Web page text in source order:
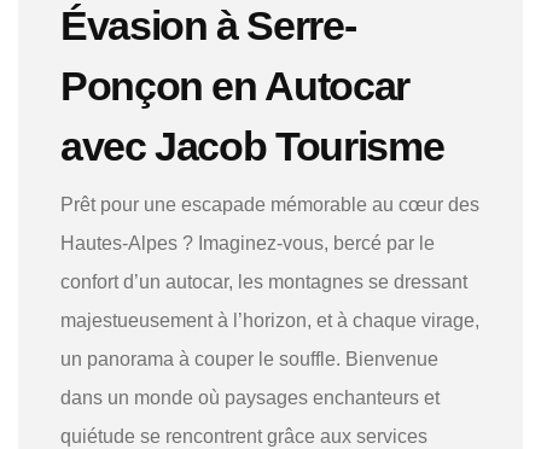
Évasion à Serre-
Ponçon en Autocar
avec Jacob Tourisme
Prêt pour une escapade mémorable au cœur des
Hautes-Alpes ? Imaginez-vous, bercé par le
confort d’un autocar, les montagnes se dressant
majestueusement à l’horizon, et à chaque virage,
un panorama à couper le souffle. Bienvenue
dans un monde où paysages enchanteurs et
quiétude se rencontrent grâce aux services